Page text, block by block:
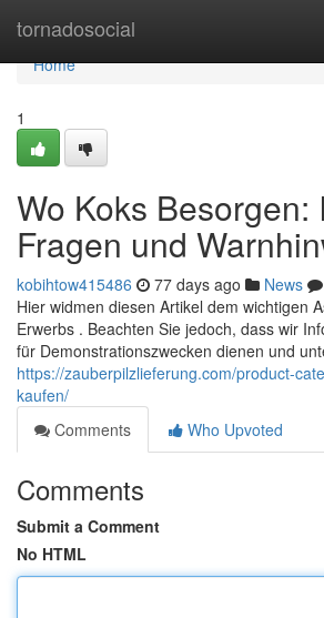
tornadosocial
Home
Home
1
Wo Koks Besorgen:
Fragen und
kobihtow415486 77 days ago News
Hier widmen diesen Artikel dem wichtigen
Erwerbs . Beachten Sie jedoch, dass wir
für Demonstrationszwecken dienen und
https://zauberpilzlieferung.com/product-
kaufen/
Comments
Who Upvoted
Comments
Submit a Comment
No HTML